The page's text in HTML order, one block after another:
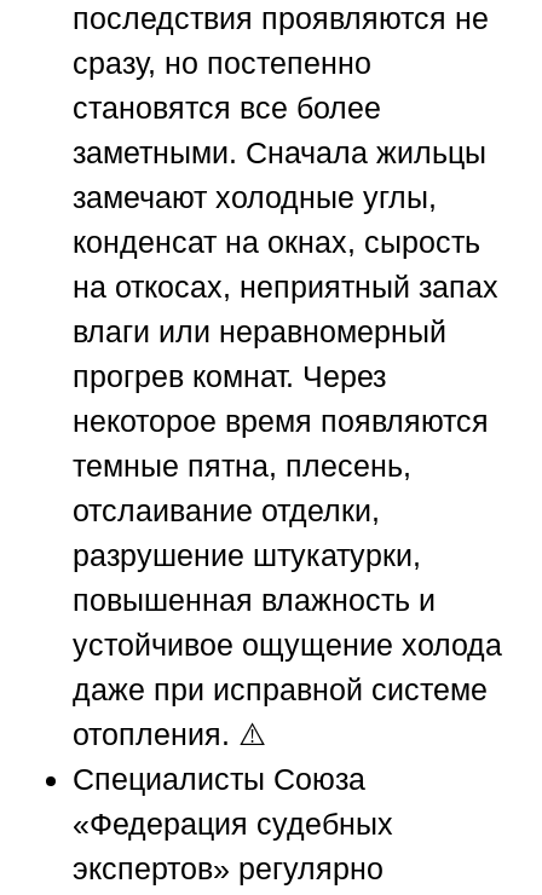
последствия проявляются не
сразу, но постепенно
становятся все более
заметными. Сначала жильцы
замечают холодные углы,
конденсат на окнах, сырость
на откосах, неприятный запах
влаги или неравномерный
прогрев комнат. Через
некоторое время появляются
темные пятна, плесень,
отслаивание отделки,
разрушение штукатурки,
повышенная влажность и
устойчивое ощущение холода
даже при исправной системе
отопления. ⚠️
Специалисты Союза
«Федерация судебных
экспертов» регулярно